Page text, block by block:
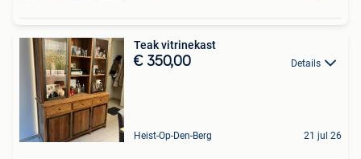
Teak vitrinekast
€ 350,00 Details
Heist-Op-Den-Berg 21 jul 26